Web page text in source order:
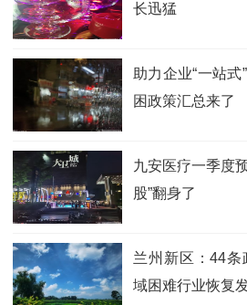
长迅猛
助力企业“一站
困政策汇总来了
九安医疗一季度
股”翻身了
兰州新区：44
域困难行业恢复